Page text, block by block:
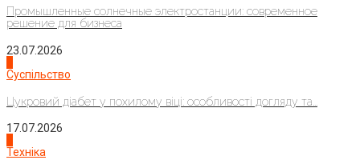
Промышленные солнечные электростанции: современное
решение для бизнеса
23.07.2026
Суспільство
Цукровий діабет у похилому віці: особливості догляду та...
17.07.2026
Техніка